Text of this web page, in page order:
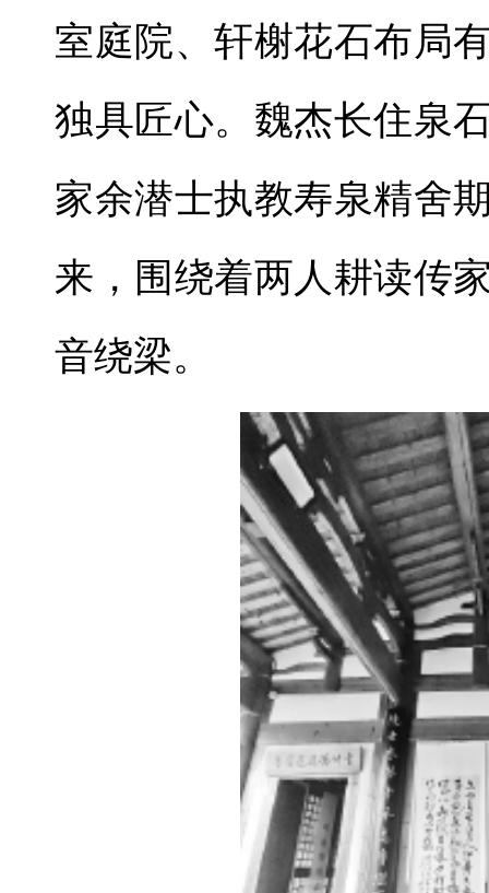
室庭院、轩榭花石布局
独具匠心。魏杰长住泉
家余潜士执教寿泉精舍
来，围绕着两人耕读传
音绕梁。